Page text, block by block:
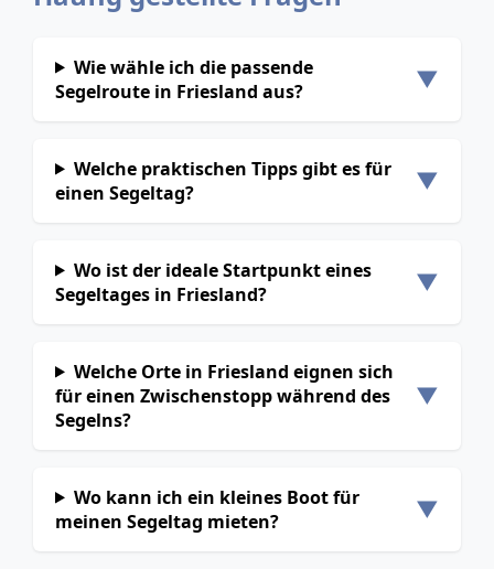
Wie wähle ich die passende
Segelroute in Friesland aus?
▼
Welche praktischen Tipps gibt es für
einen Segeltag?
▼
Wo ist der ideale Startpunkt eines
Segeltages in Friesland?
▼
Welche Orte in Friesland eignen sich
für einen Zwischenstopp während des
Segelns?
▼
Wo kann ich ein kleines Boot für
meinen Segeltag mieten?
▼